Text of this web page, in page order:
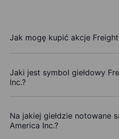
Jak mogę kupić akcje
Jaki jest symbol giełdowy
Inc.?
Na jakiej giełdzie notowane
America Inc.?